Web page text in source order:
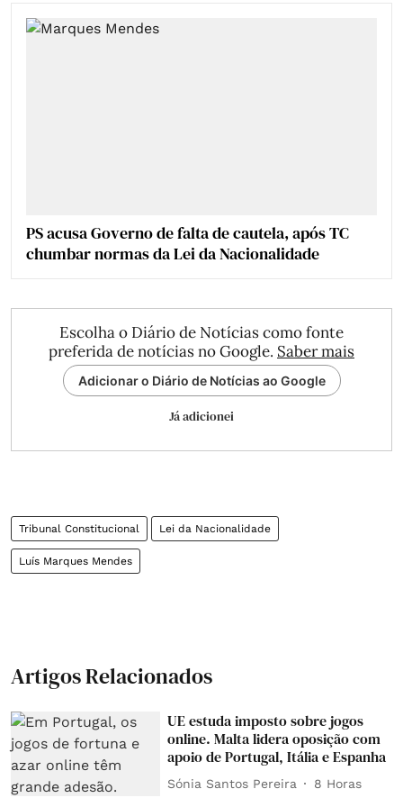
PS acusa Governo de falta de cautela, após TC
chumbar normas da Lei da Nacionalidade
Escolha o Diário de Notícias como fonte
preferida de notícias no Google. Saber mais
Adicionar o Diário de Notícias ao Google
Já adicionei
Tribunal Constitucional Lei da Nacionalidade
Luís Marques Mendes
Artigos Relacionados
UE estuda imposto sobre jogos
online. Malta lidera oposição com
apoio de Portugal, Itália e Espanha
Sónia Santos Pereira 8 Horas